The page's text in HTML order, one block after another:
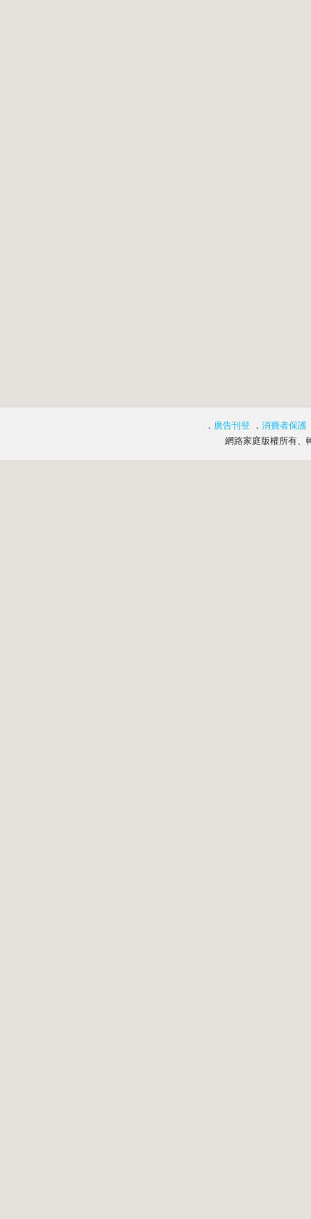
． 廣告刊登 ． 消費者保護
網路家庭版權所有、